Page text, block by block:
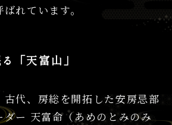
れています。
「天富山」
代、房総を開拓した安房忌部
ダー 天富命（あめのとみのみ